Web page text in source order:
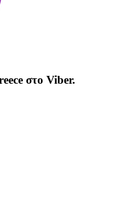
στο Viber.